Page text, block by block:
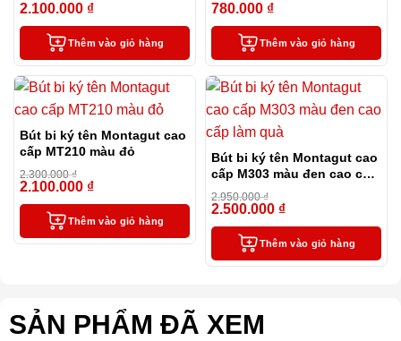
2.100.000 ₫
Thêm vào giỏ hàng
780.000 ₫
Thêm vào giỏ hàng
Bút bi ký tên Montagut cao
cấp MT210 màu đỏ
2.300.000₫
2.100.000 ₫
Thêm vào giỏ hàng
Bút bi ký tên Montagut cao
cấp M303 màu đen cao cấp
làm quà
2.950.000₫
2.500.000 ₫
Thêm vào giỏ hàng
SẢN PHẨM ĐÃ XEM